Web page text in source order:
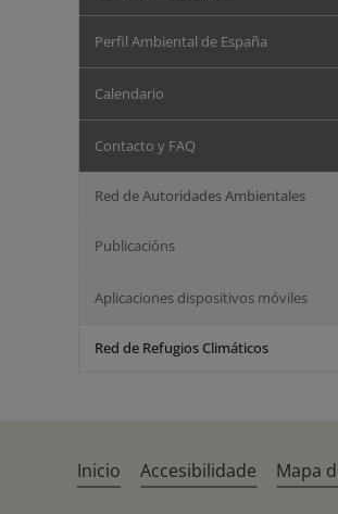
Perfil Ambiental de España
Calendario
Contacto y FAQ
Red de Autoridades Ambientales
Publicacións
Aplicaciones dispositivos móviles
Red de Refugios Climáticos
Inicio Accesibilidade Mapa